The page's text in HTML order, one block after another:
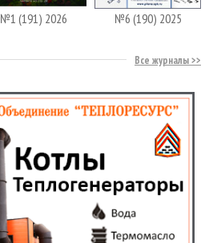
№1 (191) 2026 №6 (190) 2025
Все журналы